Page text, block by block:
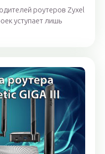
роутеров Zyxel
уступает лишь